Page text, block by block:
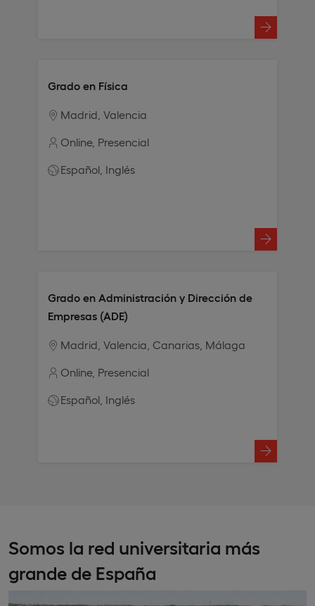
Grado en Física
Madrid Valencia
Online Presencial
Español Inglés
Grado en Administración y Dirección de
Empresas (ADE)
Madrid Valencia Canarias Málaga
Online Presencial
Español Inglés
Somos la red universitaria más
grande de España